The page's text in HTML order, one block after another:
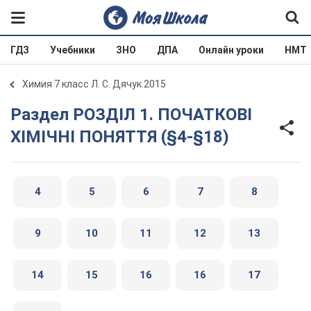
ГДЗ Учебники ЗНО ДПА Онлайн уроки НМТ
Химия 7 класс Л. С. Дячук 2015
Раздел РОЗДІЛ 1. ПОЧАТКОВІ
ХІМІЧНІ ПОНЯТТЯ (§4-§18)
4 5 6 7 8
9 10 11 12 13
14 15 16 16 17